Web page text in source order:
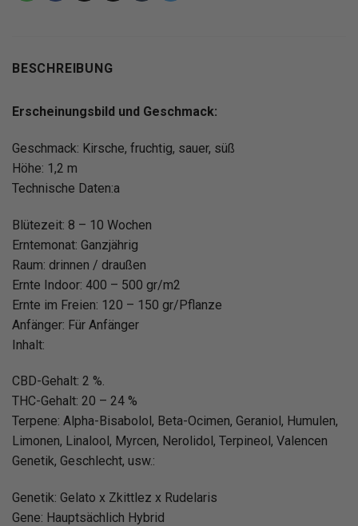
BESCHREIBUNG
Erscheinungsbild und Geschmack:
Geschmack: Kirsche, fruchtig, sauer, süß
Höhe: 1,2 m
Technische Daten:a
Blütezeit: 8 – 10 Wochen
Erntemonat: Ganzjährig
Raum: drinnen / draußen
Ernte Indoor: 400 – 500 gr/m2
Ernte im Freien: 120 – 150 gr/Pflanze
Anfänger: Für Anfänger
Inhalt:
CBD-Gehalt: 2 %.
THC-Gehalt: 20 – 24 %
Terpene: Alpha-Bisabolol, Beta-Ocimen, Geraniol, Humulen,
Limonen, Linalool, Myrcen, Nerolidol, Terpineol, Valencen
Genetik, Geschlecht, usw.:
Genetik: Gelato x Zkittlez x Rudelaris
Gene: Hauptsächlich Hybrid